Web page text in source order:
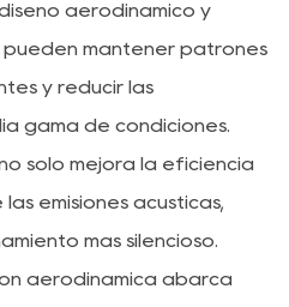
aerodinámico y
pueden mantener patrones
y reducir las
gama de condiciones.
sólo mejora la eficiencia
emisiones acústicas,
más silencioso.
aerodinámica abarca